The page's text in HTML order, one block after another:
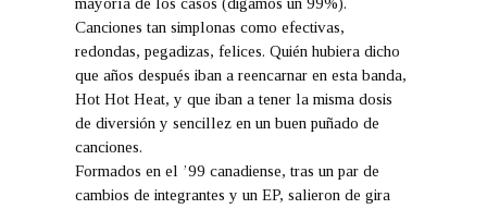
Canciones tan simplonas como efectivas,
redondas, pegadizas, felices. Quién hubiera dicho
que años después iban a reencarnar en esta banda,
Hot Hot Heat, y que iban a tener la misma dosis
de diversión y sencillez en un buen puñado de
canciones.
Formados en el ’99 canadiense, tras un par de
cambios de integrantes y un EP, salieron de gira